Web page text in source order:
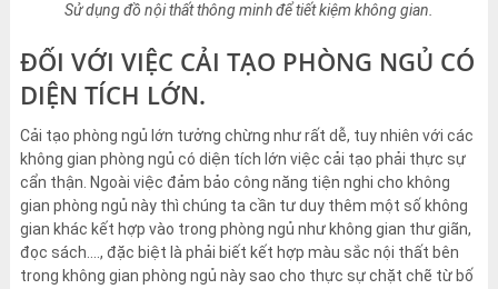
Sử dụng đồ nội thất thông minh để tiết kiệm không gian.
ĐỐI VỚI VIỆC CẢI TẠO PHÒNG NGỦ CÓ
DIỆN TÍCH LỚN.
Cải tạo phòng ngủ lớn tưởng chừng như rất dễ, tuy nhiên với các
không gian phòng ngủ có diện tích lớn việc cải tạo phải thực sự
cẩn thận. Ngoài việc đảm bảo công năng tiện nghi cho không
gian phòng ngủ này thì chúng ta cần tư duy thêm một số không
gian khác kết hợp vào trong phòng ngủ như không gian thư giãn,
đọc sách…., đặc biệt là phải biết kết hợp màu sắc nội thất bên
trong không gian phòng ngủ này sao cho thực sự chặt chẽ từ bố